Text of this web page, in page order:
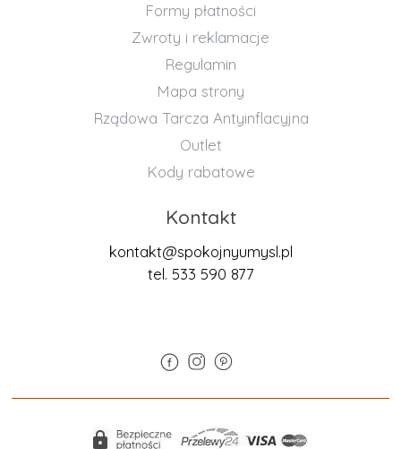
Formy płatności
Zwroty i reklamacje
Regulamin
Mapa strony
Rządowa Tarcza Antyinflacyjna
Outlet
Kody rabatowe
Kontakt
kontakt@spokojnyumysl.pl
tel. 533 590 877